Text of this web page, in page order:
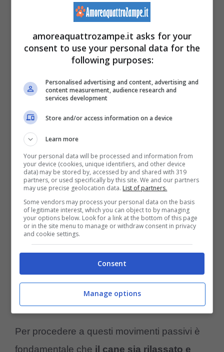
ma mantenersi sempre sui lati.
Displasia dell’anca nel cane:
esercizi passivi
Gli esercizi passivi sono adatti peraiutare il
cane dopo un’operazione per displasia
dell’anca. Possono essere effettuati dopo
una settimana dall’intervento, solo se il
veterinario lo ritiene opportuno. Non vanno
assolutamente fatti su cani sani.
Per procedere a questi movimenti passivi è
fondamentale che il cane sia rilassato e
amoreaquattrozampe.it asks for your
consent to use your personal data for the
following purposes:
Personalised advertising and content, advertising and
content measurement, audience research and
services development
Store and/or access information on a device
Learn more
Your personal data will be processed and information from
your device (cookies, unique identifiers, and other device
data) may be stored by, accessed by and shared with 319
partners, or used specifically by this site. We and our partners
may use precise geolocation data. List of partners.
Some vendors may process your personal data on the basis
of legitimate interest, which you can object to by managing
your options below. Look for a link at the bottom of this page
or in the site menu to manage or withdraw consent in privacy
and cookie settings.
Consent
Manage options